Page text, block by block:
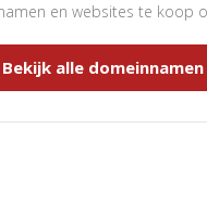
en websites te koop
Bekijk alle